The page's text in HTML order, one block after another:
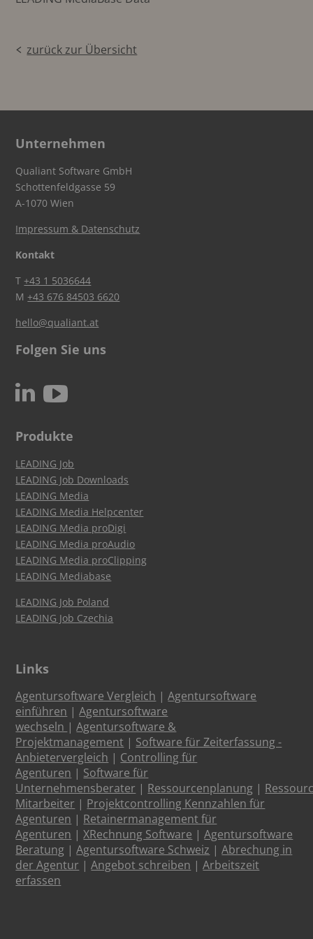
zurück zur Übersicht
Unternehmen
Qualiant Software GmbH
Schottenfeldgasse 59
A-1070 Wien
Impressum & Datenschutz
Kontakt
T+43 1 5036644
M+43 676 84503 6620
hello@qualiant.at
Folgen Sie uns
N c
Produkte
LEADING Job
LEADING Job Downloads
LEADING Media
LEADING Media Helpcenter
LEADING Media proDigi
LEADING Media proAudio
LEADING Media proClipping
LEADING Mediabase
LEADING Job Poland
LEADING Job Czechia
Links
Agentursoftware Vergleich |Agentursoftware
einführen |Agentursoftware
wechseln |Agentursoftware &
Projektmanagement | Software für Zeiterfassung -
Anbietervergleich | Controlling für
Agenturen | Software für
Unternehmensberater | Ressourcenplanung |
Mitarbeiter | Projektcontrolling Kennzahlen für
Agenturen | Retainermanagement für
Agenturen |XRechnung Software |Agentursoftware
Beratung |Agentursoftware Schweiz |Abrechung in
der Agentur |Angebot schreiben |Arbeitszeit
erfassen